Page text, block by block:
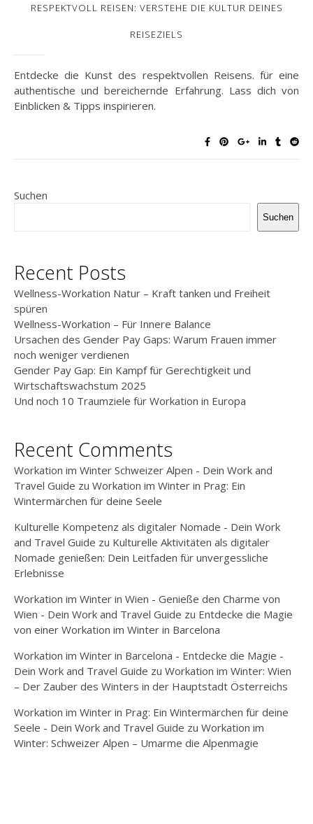
RESPEKTVOLL REISEN: VERSTEHE DIE KULTUR DEINES
REISEZIELS
Entdecke die Kunst des respektvollen Reisens. für eine
authentische und bereichernde Erfahrung. Lass dich von
Einblicken & Tipps inspirieren.
Suchen
Suchen
Recent Posts
Wellness-Workation Natur – Kraft tanken und Freiheit
spüren
Wellness-Workation – Für Innere Balance
Ursachen des Gender Pay Gaps: Warum Frauen immer
noch weniger verdienen
Gender Pay Gap: Ein Kampf für Gerechtigkeit und
Wirtschaftswachstum 2025
Und noch 10 Traumziele für Workation in Europa
Recent Comments
Workation im Winter Schweizer Alpen - Dein Work and
Travel Guide zu Workation im Winter in Prag: Ein
Wintermärchen für deine Seele
Kulturelle Kompetenz als digitaler Nomade - Dein Work
and Travel Guide zu Kulturelle Aktivitäten als digitaler
Nomade genießen: Dein Leitfaden für unvergessliche
Erlebnisse
Workation im Winter in Wien - Genieße den Charme von
Wien - Dein Work and Travel Guide zu Entdecke die Magie
von einer Workation im Winter in Barcelona
Workation im Winter in Barcelona - Entdecke die Magie -
Dein Work and Travel Guide zu Workation im Winter: Wien
– Der Zauber des Winters in der Hauptstadt Österreichs
Workation im Winter in Prag: Ein Wintermärchen für deine
Seele - Dein Work and Travel Guide zu Workation im
Winter: Schweizer Alpen – Umarme die Alpenmagie